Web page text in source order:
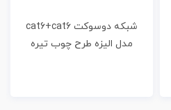
شبکه دوسوکت cat6+cat6
مدل الیزه طرح چوب تیره